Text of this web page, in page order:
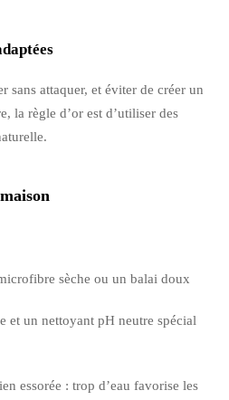
sans attaquer, et éviter de créer un
la règle d’or est d’utiliser des
sèche ou un balai doux
et un nettoyant pH neutre spécial
essorée : trop d’eau favorise les